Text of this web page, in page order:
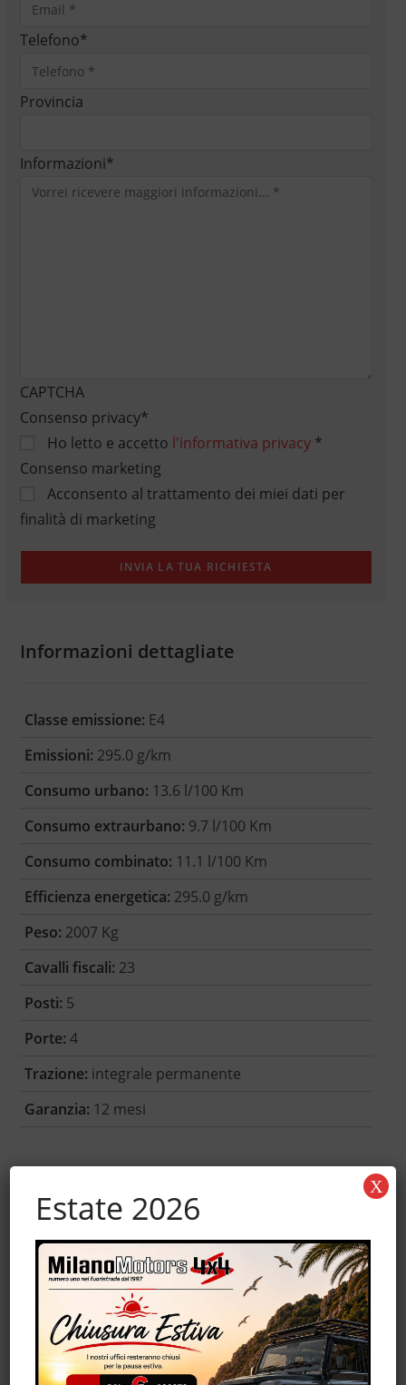
Telefono*
Provincia
Informazioni*
CAPTCHA
Consenso privacy*
Ho letto e accetto l'informativa privacy*
Consenso marketing
Acconsento al trattamento dei miei dati per
finalità di marketing
Informazioni dettagliate
Classe emissione: E4
Emissioni: 295.0 g/km
Consumo urbano: 13.6 l/100 Km
Consumo extraurbano: 9.7 l/100 Km
Consumo combinato: 11.1 l/100 Km
Efficienza energetica: 295.0 g/km
Peso: 2007 Kg
Cavalli fiscali: 23
Posti: 5
Porte: 4
Trazione: integrale permanente
Garanzia: 12 mesi
ABS
Antifurto
Autoradio
Bracciolo
Chiusura centralizzata
Climatizzatore
Estate 2026
X